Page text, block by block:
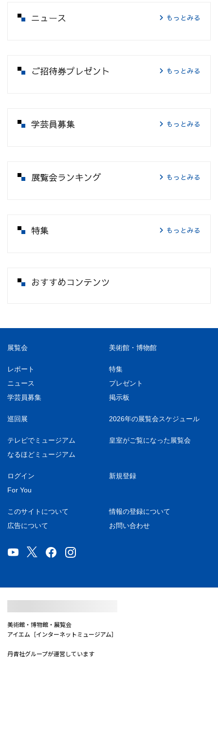
ニュース もっとみる
ご招待券プレゼント もっとみる
学芸員募集 もっとみる
展覧会ランキング もっとみる
特集 もっとみる
おすすめコンテンツ
展覧会 美術館・博物館
レポート
特集
ニュース
プレゼント
学芸員募集
掲示板
巡回展 2026年の展覧会スケジュール
テレビでミュージアム
皇室がご覧になった展覧会
なるほどミュージアム
ログイン
新規登録
For You
このサイトについて
情報の登録について
広告について
お問い合わせ
美術館・博物館・展覧会
アイエム［インターネットミュージアム］
丹青社グループが運営しています